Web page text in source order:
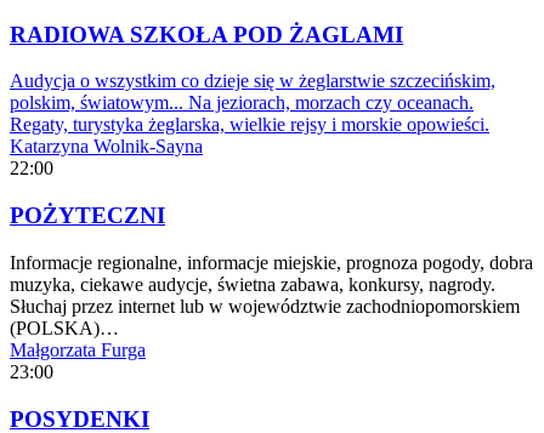
RADIOWA SZKOŁA POD ŻAGLAMI
Audycja o wszystkim co dzieje się w żeglarstwie szczecińskim,
polskim, światowym... Na jeziorach, morzach czy oceanach.
Regaty, turystyka żeglarska, wielkie rejsy i morskie opowieści.
Katarzyna Wolnik-Sayna
22:00
POŻYTECZNI
Informacje regionalne, informacje miejskie, prognoza pogody, dobra
muzyka, ciekawe audycje, świetna zabawa, konkursy, nagrody.
Słuchaj przez internet lub w województwie zachodniopomorskiem
(POLSKA)…
Małgorzata Furga
23:00
POSYDENKI